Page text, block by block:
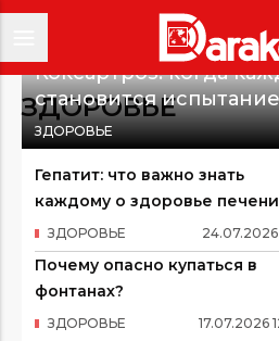
ЗДОРОВЬЕ
Коксартроз: когда
становится
ЗДОРОВЬЕ
Гепатит: что важно знать
каждому о здоровье печени
24.07.2026
ЗДОРОВЬЕ
Почему опасно купаться в
фонтанах?
17.07.2026
ЗДОРОВЬЕ